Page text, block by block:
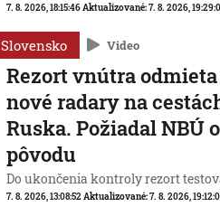
7. 8. 2026, 18:15:46Aktualizované:7. 8. 2026,
Slovensko Video
Rezort vnútra
nové radary na
Ruska. Požiadal NBÚ
pôvodu
Do ukončenia kontroly rezort
7. 8. 2026, 13:08:52Aktualizované:7. 8. 2026,